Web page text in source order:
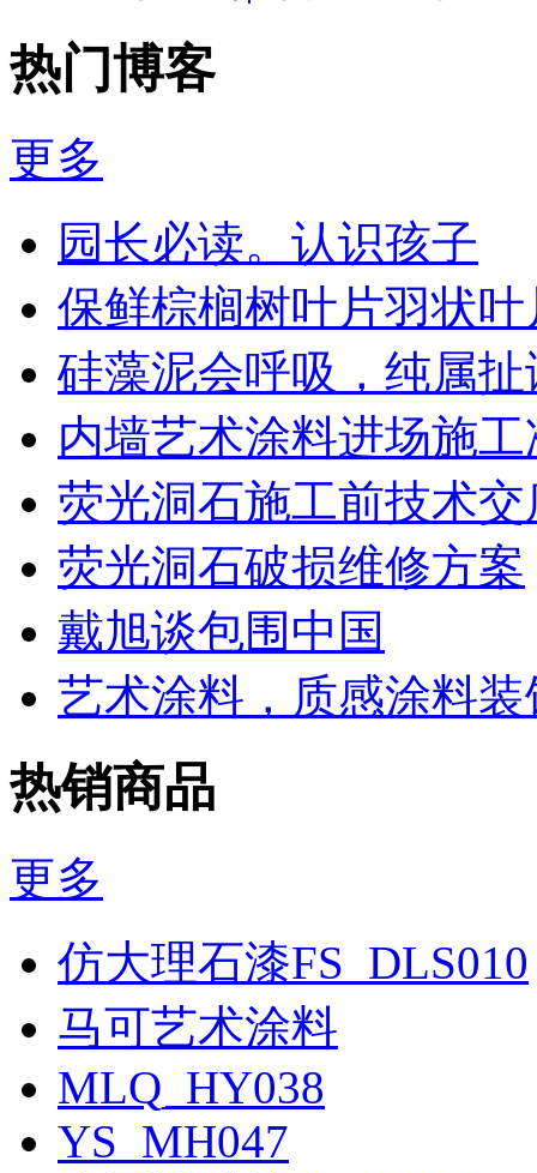
热门博客
更多
园长必读。认识孩子
保鲜棕榈树叶片羽状
硅藻泥会呼吸，纯属扯
内墙艺术涂料进场施
荧光洞石施工前技术交
荧光洞石破损维修方案
戴旭谈包围中国
艺术涂料，质感涂料
热销商品
更多
仿大理石漆FS_DLS010
马可艺术涂料
MLQ_HY038
YS_MH047